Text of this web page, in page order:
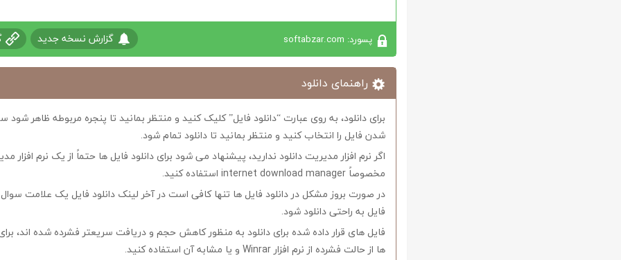
پسورد: softabzar.com گزارش نسخه جدید
راهنمای دانلود
برای دانلود، به روی عبارت “دانلود فایل” کلیک کنید و منتظر بمانید تا پنجره مربوطه ظاهر
شدن فایل را انتخاب کنید و منتظر بمانید تا دانلود تمام شود.
اگر نرم افزار مدیریت دانلود ندارید، پیشنهاد می شود برای دانلود فایل ها حتماً از یک نرم افزار
مخصوصاً internet download manager استفاده کنید.
در صورت بروز مشکل در دانلود فایل ها تنها کافی است در آخر لینک دانلود فایل یک علامت سوال
فایل به راحتی دانلود شود.
فایل های قرار داده شده برای دانلود به منظور کاهش حجم و دریافت سریعتر فشرده شده اند،
ها از حالت فشرده از نرم افزار Winrar و یا مشابه آن استفاده کنید.